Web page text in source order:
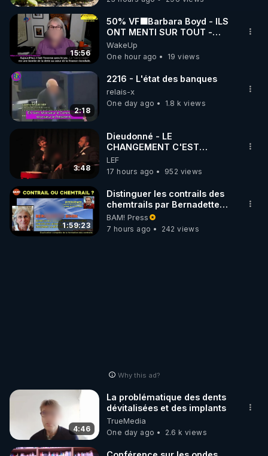
15:56
50% VF🟩Barbara Boyd - ILS
ONT MENTI SUR TOUT -
Jocelyne Traduction
WakeUp
One hour ago
19 views
2:18
2216 - L'état des banques
relais-x
One day ago
1.8 k views
3:48
Dieudonné - LE
CHANGEMENT C'EST
MAINTENANT
LEF
17 hours ago
952 views
1:59:23
Distinguer les contrails des
chemtrails par Bernadette
Bihin
BAM! Press
7 hours ago
242 views
Why this ad?
4:46
La problématique des dents
dévitalisées et des implants
TrueMedia
One day ago
2.6 k views